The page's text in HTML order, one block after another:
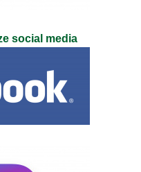
social media